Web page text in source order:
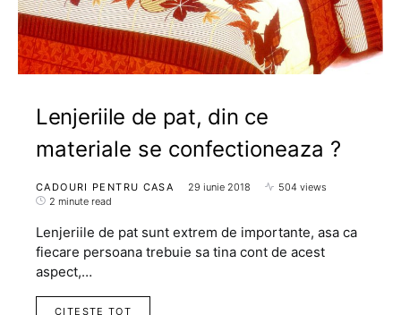
Lenjeriile de pat, din ce
materiale se confectioneaza ?
CADOURI PENTRU CASA 29 iunie 2018
504 views
2 minute read
Lenjeriile de pat sunt extrem de importante, asa ca
fiecare persoana trebuie sa tina cont de acest
aspect,…
CITESTE TOT